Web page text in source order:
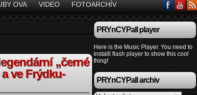
OVA VIDEO FOTOARCHÍV
„černé
ve Frýdku-
PRYnCYPall player
Here is the Music Player. You need to
installl flash player to show this cool
thing!
PRYnCYPall archiv